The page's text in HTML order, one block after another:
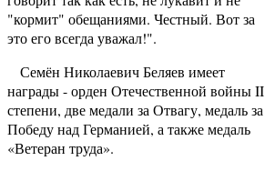
"кормит" обещаниями. Честный. Вот за
это его всегда уважал!".
Семён Николаевич Беляев имеет
награды - орден Отечественной войны II
степени, две медали за Отвагу, медаль за
Победу над Германией, а также медаль
«Ветеран труда».